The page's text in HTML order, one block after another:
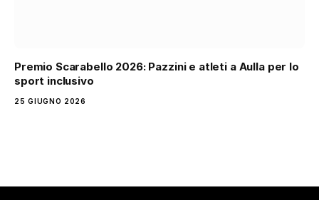
Premio Scarabello 2026: Pazzini e atleti a Aulla per lo
sport inclusivo
25 GIUGNO 2026